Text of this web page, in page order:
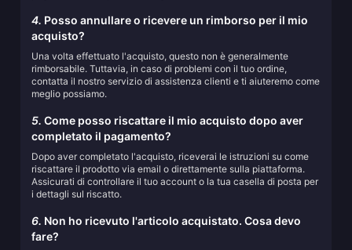
4. Posso annullare o ricevere un rimborso per il mio
acquisto?
Una volta effettuato l'acquisto, questo non è generalmente
rimborsabile. Tuttavia, in caso di problemi con il tuo ordine,
contatta il nostro servizio di assistenza clienti e ti aiuteremo come
meglio possiamo.
5. Come posso riscattare il mio acquisto dopo aver
completato il pagamento?
Dopo aver completato l'acquisto, riceverai le istruzioni su come
riscattare il prodotto via email o direttamente sulla piattaforma.
Assicurati di controllare il tuo account o la tua casella di posta per
i dettagli sul riscatto.
6. Non ho ricevuto l'articolo acquistato. Cosa devo
fare?